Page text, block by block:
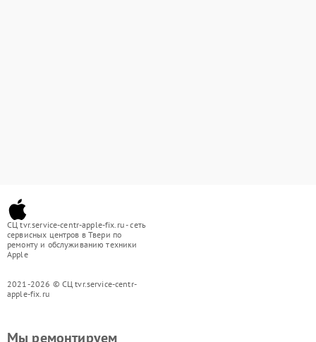
СЦ tvr.service-centr-apple-fix.ru - сеть
сервисных центров в Твери по
ремонту и обслуживанию техники
Apple
2021-2026 © СЦ tvr.service-centr-
apple-fix.ru
Мы ремонтируем